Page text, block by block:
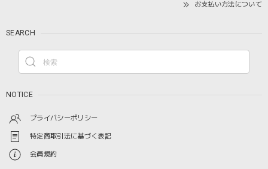
お支払い方法について
SEARCH
NOTICE
プライバシーポリシー
特定商取引法に基づく表記
会員規約